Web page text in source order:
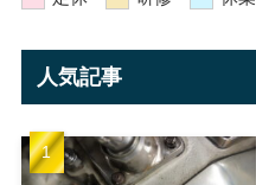
人気記事